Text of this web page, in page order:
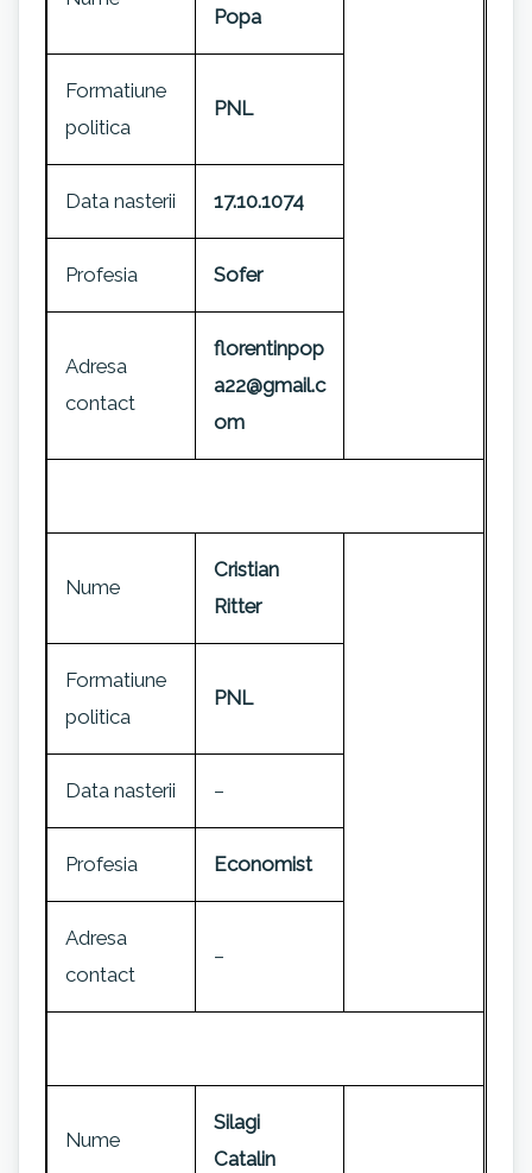
Popa
Formatiune
politica
PNL
Data nasterii 17.10.1074
Profesia Sofer
Adresa
contact
florentinpop
a22@gmail.c
om
Nume
Cristian
Ritter
Formatiune
politica
PNL
Data nasterii –
Profesia Economist
Adresa
contact
–
Nume
Silagi
Catalin